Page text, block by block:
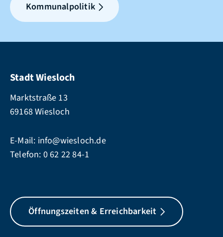
Kommunalpolitik
Stadt Wiesloch
Marktstraße 13
69168 Wiesloch
E-Mail: info@wiesloch.de
Telefon: 0 62 22 84-1
Öffnungszeiten & Erreichbarkeit